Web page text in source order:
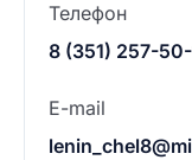
Телефон
8 (351) 257-
E-mail